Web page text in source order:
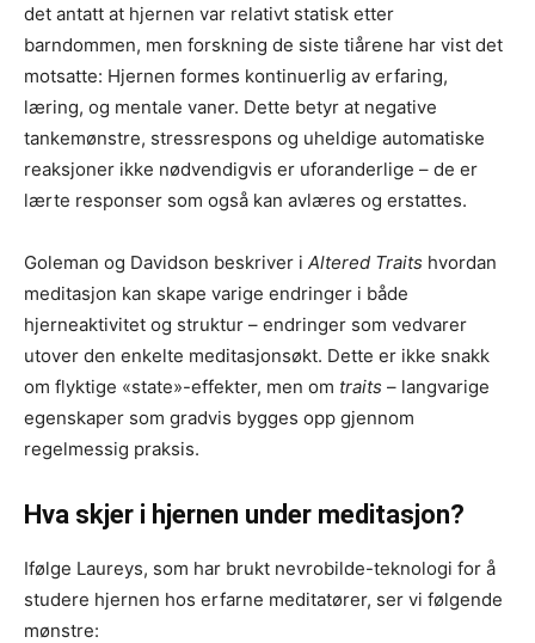
det antatt at hjernen var relativt statisk etter
barndommen, men forskning de siste tiårene har vist det
motsatte: Hjernen formes kontinuerlig av erfaring,
læring, og mentale vaner. Dette betyr at negative
tankemønstre, stressrespons og uheldige automatiske
reaksjoner ikke nødvendigvis er uforanderlige – de er
lærte responser som også kan avlæres og erstattes.
Goleman og Davidson beskriver i Altered Traits hvordan
meditasjon kan skape varige endringer i både
hjerneaktivitet og struktur – endringer som vedvarer
utover den enkelte meditasjonsøkt. Dette er ikke snakk
om flyktige «state»-effekter, men om traits – langvarige
egenskaper som gradvis bygges opp gjennom
regelmessig praksis.
Hva skjer i hjernen under meditasjon?
Ifølge Laureys, som har brukt nevrobilde-teknologi for å
studere hjernen hos erfarne meditatører, ser vi følgende
mønstre: